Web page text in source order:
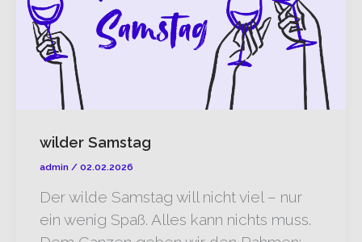
wilder Samstag
admin / 02.02.2026
Der wilde Samstag will nicht viel – nur
ein wenig Spaß. Alles kann nichts muss.